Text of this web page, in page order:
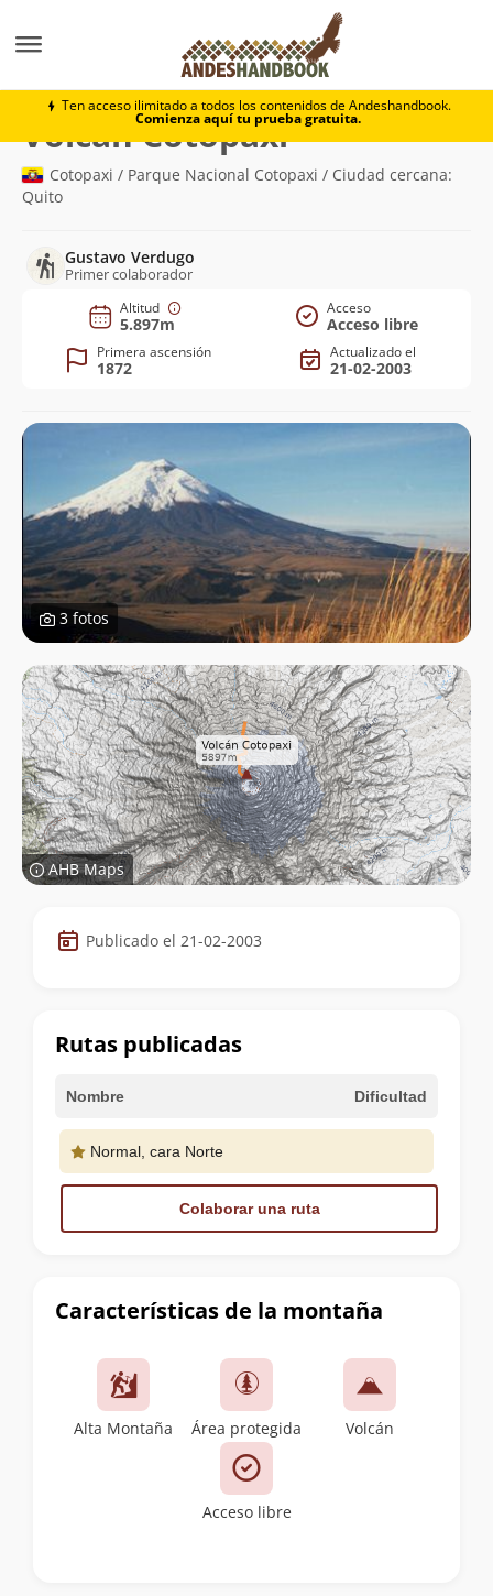
Ten acceso ilimitado a todos los contenidos de Andeshandbook.
Comienza aquí tu prueba gratuita.
Volcán Cotopaxi
Volcán Cotopaxi(5.897m)
Cotopaxi / Parque Nacional Cotopaxi / Ciudad cercana:
Quito
Gustavo Verdugo
Primer colaborador
Altitud
5.897m
Acceso
Acceso libre
Primera ascensión
1872
Actualizado el
21-02-2003
3 fotos
AHB Maps
Datos
de
cumbre
Publicado el 21-02-2003
Características de la montaña
Alta Montaña Área protegida Volcán
Acceso libre
Rutas publicadas
Nombre Dificultad
Normal, cara Norte
Colaborar una ruta